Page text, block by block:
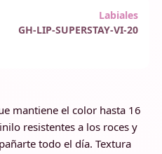
Labiales
GH-LIP-SUPERSTAY-VI-20
mantiene el color hasta 16
resistentes a los roces y
todo el día. Textura